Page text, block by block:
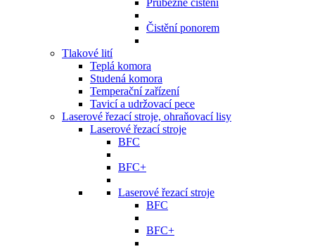
Průběžné čistění
Čistění ponorem
Tlakové lití
Teplá komora
Studená komora
Temperační zařízení
Tavicí a udržovací pece
Laserové řezací stroje, ohraňovací lisy
Laserové řezací stroje
BFC
BFC+
Laserové řezací stroje
BFC
BFC+